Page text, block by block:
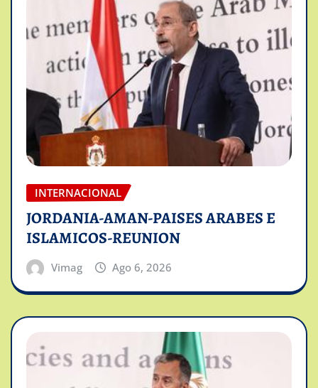
INTERNACIONAL
JORDANIA-AMAN-PAISES ARABES E
ISLAMICOS-REUNION
Vimag Ago 6, 2026